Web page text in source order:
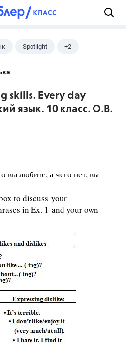
Spotlight +2
skills. Every day
язык. 10 класс. О.В.
вы любите, а чего нет, вы
to discuss your
in Ex. 1 and your own